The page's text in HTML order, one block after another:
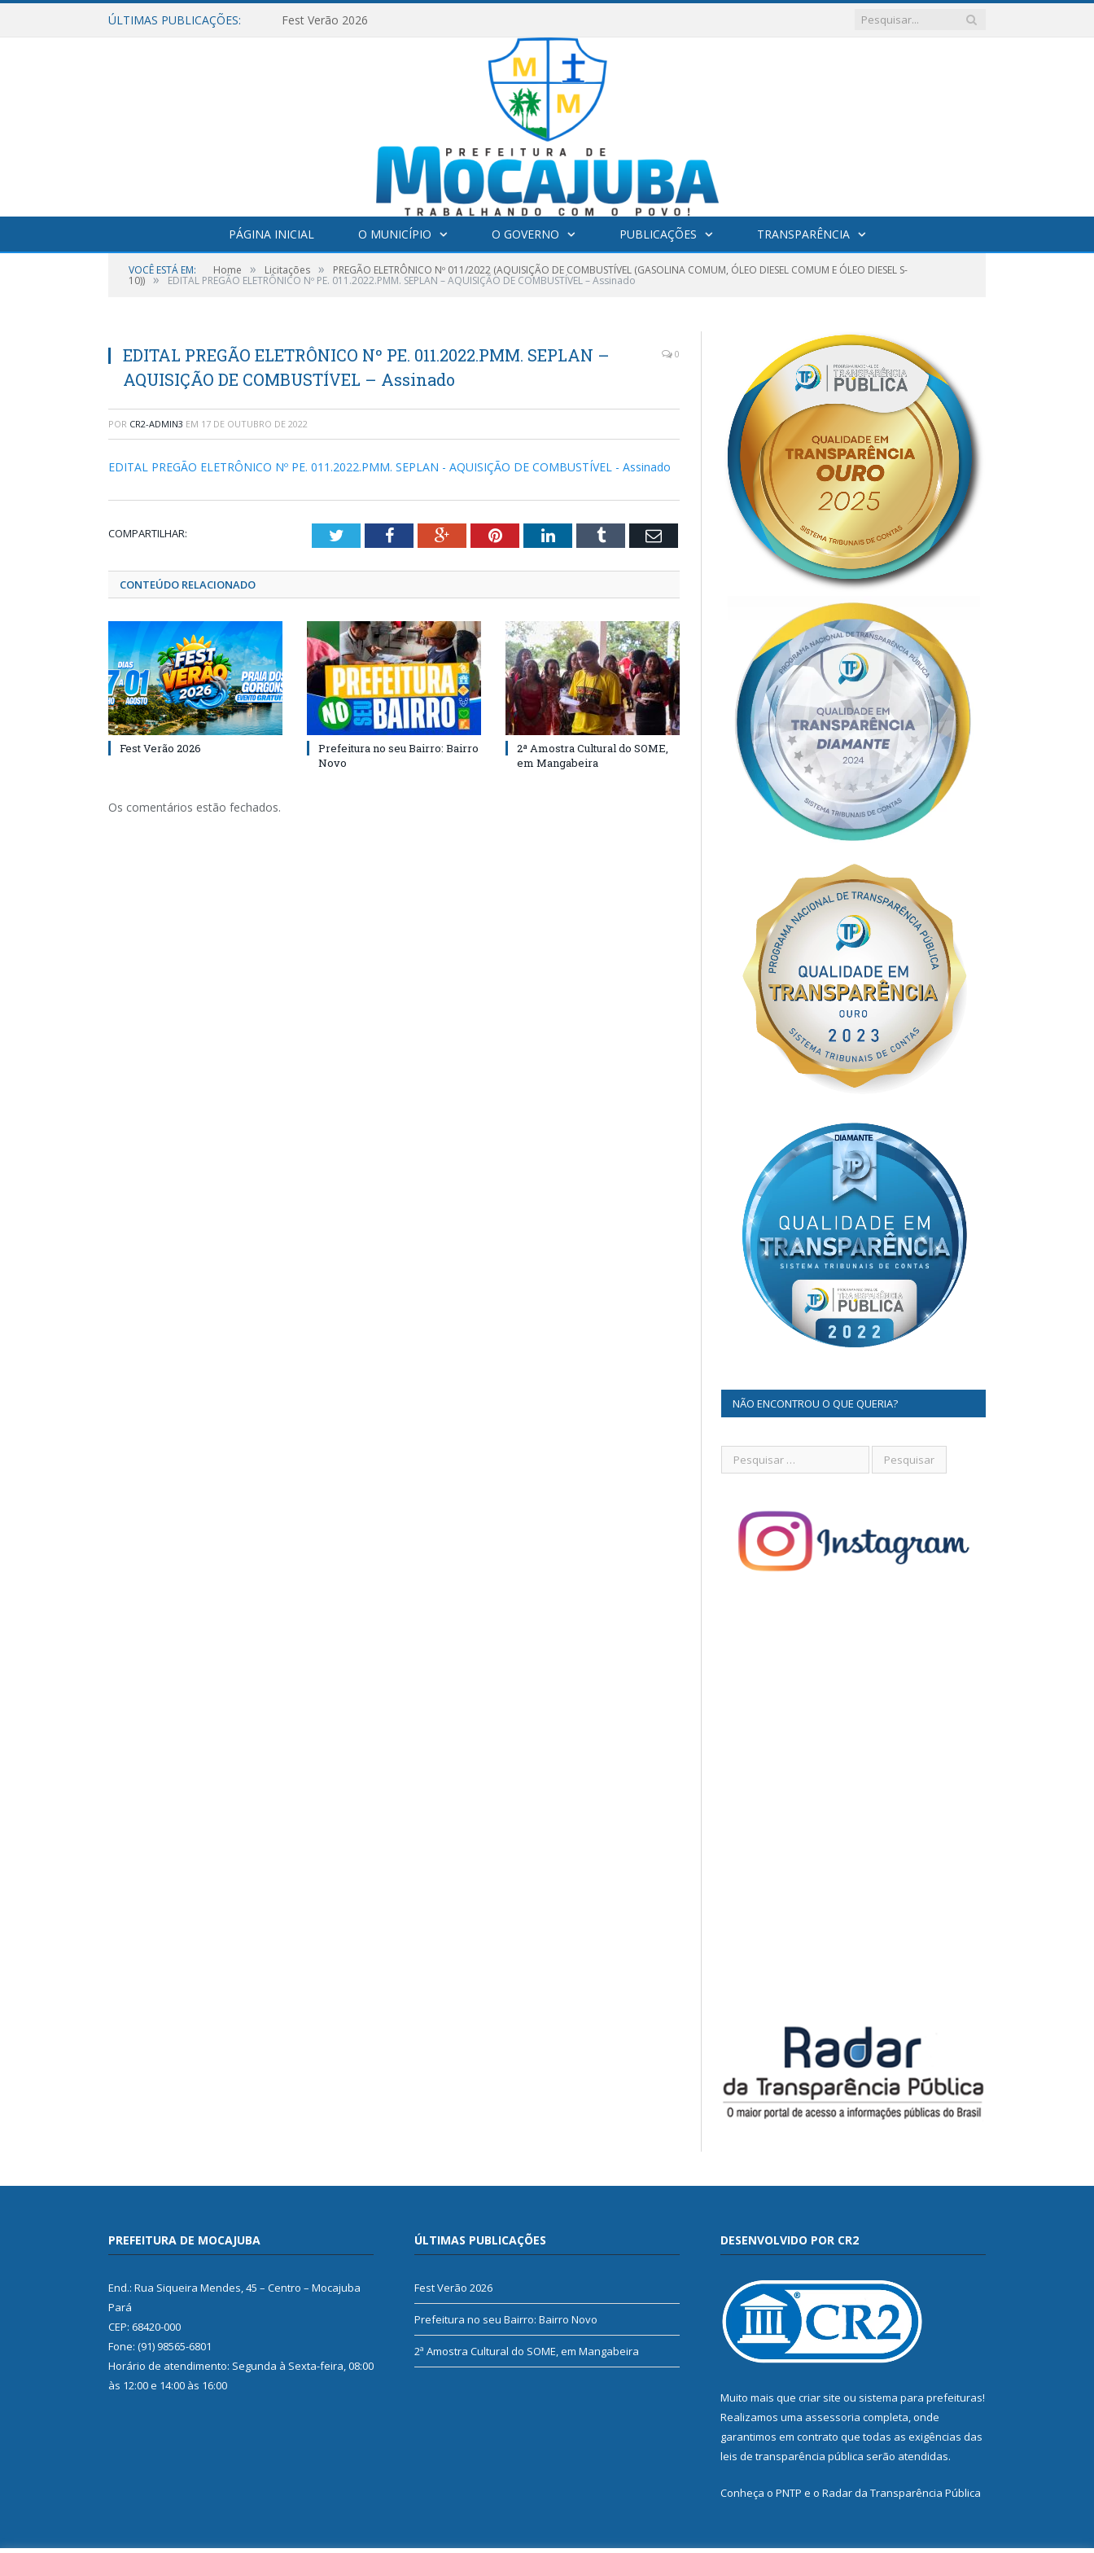
ÚLTIMAS PUBLICAÇÕES: Fest Verão 2026
PÁGINA INICIAL O MUNICÍPIO O GOVERNO PUBLICAÇÕES TRANSPARÊNCIA
VOCÊ ESTÁ EM: Home » Licitações » PREGÃO ELETRÔNICO Nº 011/2022 (AQUISIÇÃO DE COMBUSTÍVEL (GASOLINA COMUM, ÓLEO DIESEL COMUM E ÓLEO DIESEL S-
10)) » EDITAL PREGÃO ELETRÔNICO Nº PE. 011.2022.PMM. SEPLAN – AQUISIÇÃO DE COMBUSTÍVEL – Assinado
EDITAL PREGÃO ELETRÔNICO Nº PE. 011.2022.PMM. SEPLAN –
AQUISIÇÃO DE COMBUSTÍVEL – Assinado
0
POR CR2-ADMIN3 EM 17 DE OUTUBRO DE 2022
EDITAL PREGÃO ELETRÔNICO Nº PE. 011.2022.PMM. SEPLAN - AQUISIÇÃO DE COMBUSTÍVEL - Assinado
COMPARTILHAR: TwitterFacebookGoogle+PinterestLinkedInTumblr Email
CONTEÚDO RELACIONADO
Fest Verão 2026
Prefeitura no seu Bairro: Bairro
Novo
2ª Amostra Cultural do SOME,
em Mangabeira
Os comentários estão fechados.
NÃO ENCONTROU O QUE QUERIA?
PREFEITURA DE MOCAJUBA
End.: Rua Siqueira Mendes, 45 – Centro – Mocajuba
Pará
CEP: 68420-000
Fone: (91) 98565-6801
Horário de atendimento: Segunda à Sexta-feira, 08:00
às 12:00 e 14:00 às 16:00
ÚLTIMAS PUBLICAÇÕES
Fest Verão 2026
Prefeitura no seu Bairro: Bairro Novo
2ª Amostra Cultural do SOME, em Mangabeira
DESENVOLVIDO POR CR2
Muito mais que criar site ou sistema para prefeituras!
Realizamos uma assessoria completa, onde
garantimos em contrato que todas as exigências das
leis de transparência pública serão atendidas.
Conheça o PNTP e o Radar da Transparência Pública